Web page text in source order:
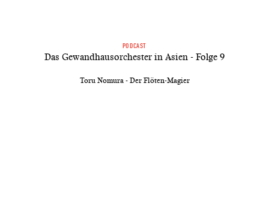
PODCAST
Das Gewandhausorchester in Asien - Folge 9
Toru Nomura - Der Flöten-Magier